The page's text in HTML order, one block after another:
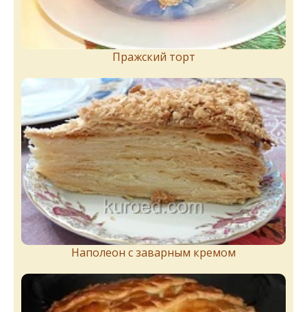
Пражский торт
Наполеон с заварным кремом